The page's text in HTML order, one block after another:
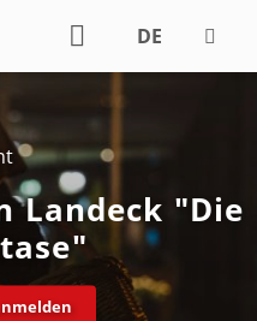
DE
Landeck "Die